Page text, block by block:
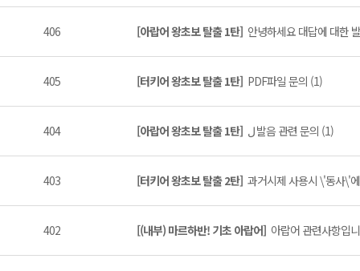
406 [아랍어 왕초보 탈출 1탄] 안녕하세요 대답에 대한
405 [터키어 왕초보 탈출 1탄] PDF파일 문의 (1)
404 [아랍어 왕초보 탈출 1탄] ل 발음 관련 문의 (1)
403 [터키어 왕초보 탈출 2탄] 과거시제 사용시 \'동사\'
402 [(내부) 마르하반! 기초 아랍어] 아랍어 관련사항입